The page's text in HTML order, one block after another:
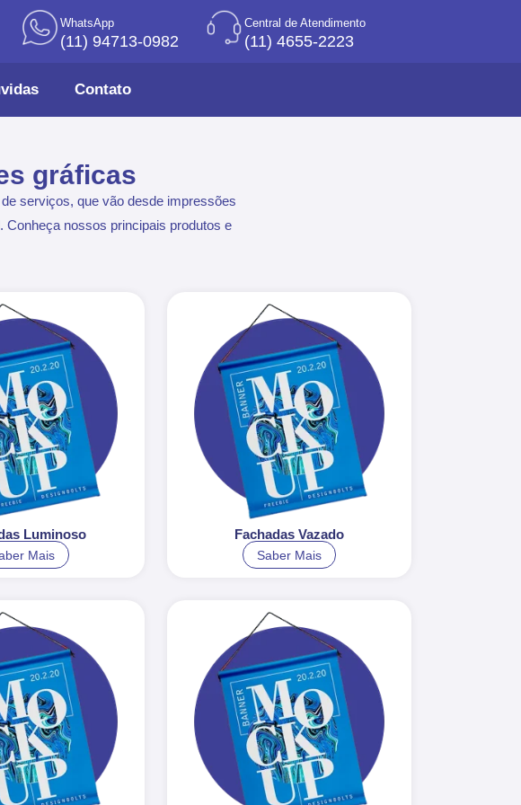
WhatsApp
(11) 94713-0982
Central de Atendimento
(11) 4655-2223
Contato
gráficas
serviços, que vão desde impressões
nossos principais produtos e
Luminoso
Mais
Fachadas Vazado
Saber Mais